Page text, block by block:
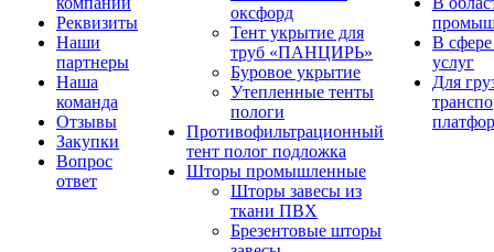
Реквизиты
Наши
партнеры
Наша
команда
Отзывы
Закупки
Вопрос
ответ
оксфорд
Тент укрытие для
труб «ПАНЦИРЬ»
Буровое укрытие
Утепленные тенты
пологи
Противофильтрационный
тент полог подложка
Шторы промышленные
Шторы завесы из
ткани ПВХ
Брезентовые шторы
В сфере
услуг
Для